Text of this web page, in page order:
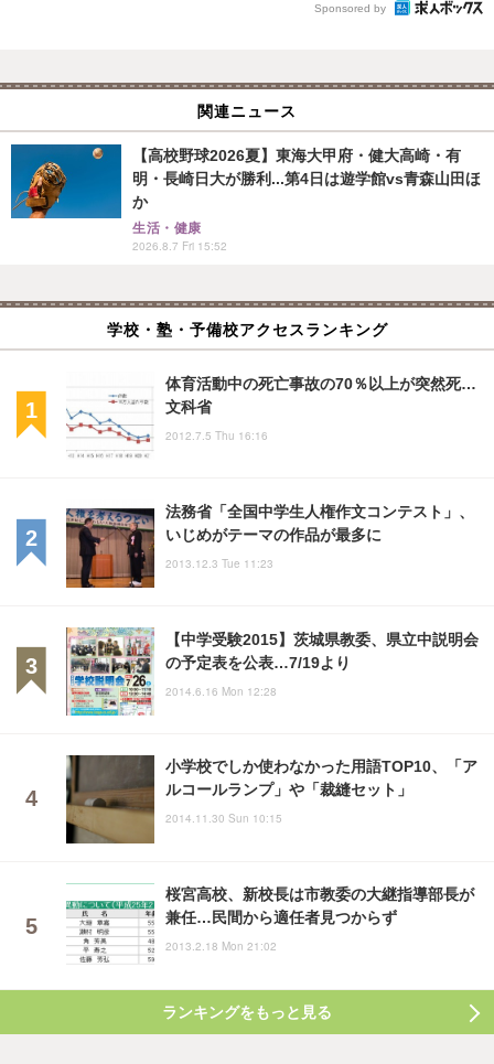
Sponsored by
関連ニュース
【高校野球2026夏】東海大甲府・健大高崎・有
明・長崎日大が勝利...第4日は遊学館vs青森山田ほ
か
生活・健康
2026.8.7 Fri 15:52
学校・塾・予備校アクセスランキング
体育活動中の死亡事故の70％以上が突然死…
文科省
2012.7.5 Thu 16:16
法務省「全国中学生人権作文コンテスト」、
いじめがテーマの作品が最多に
2013.12.3 Tue 11:23
【中学受験2015】茨城県教委、県立中説明会
の予定表を公表…7/19より
2014.6.16 Mon 12:28
小学校でしか使わなかった用語TOP10、「ア
ルコールランプ」や「裁縫セット」
2014.11.30 Sun 10:15
桜宮高校、新校長は市教委の大継指導部長が
兼任…民間から適任者見つからず
2013.2.18 Mon 21:02
ランキングをもっと見る